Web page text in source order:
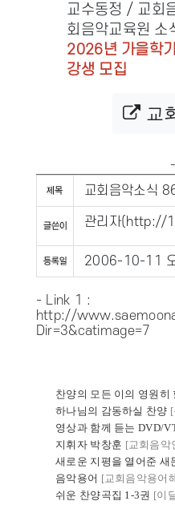
교수동정 / 교회
회음악교육원 소
2026년 가을학
강생 모집
교
교회음악소식
관리자( http://
2006-10-11
- Link 1 :
http://
Dir=3&catimage=7
찬양의 모든 이의 영원히
하나님의 감동하실 찬양
영상과 함께 듣는 DVD/
지휘자 박창훈 [교회음악
새로운 지평을 열어준 새
음악용어 [교회음악용어
쉬운 찬양곡집 1-3권 [이